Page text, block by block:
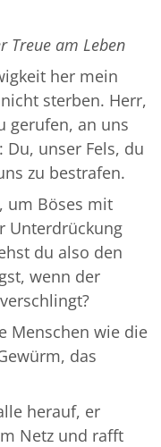
Treue am Leben
her mein
sterben. Herr,
gerufen, an uns
Du, unser Fels, du
zu bestrafen.
um Böses mit
Unterdrückung
du also den
wenn der
Menschen wie die
das
herauf, er
Netz und rafft